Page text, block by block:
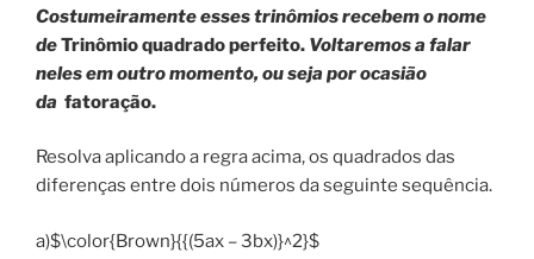
Costumeiramente esses trinômios recebem o nome
deTrinômio quadrado perfeito. Voltaremos a falar
neles em outro momento, ou seja por ocasião
da fatoração.
Resolva aplicando a regra acima, os quadrados das
diferenças entre dois números da seguinte sequência.
a)$\color{Brown}{{(5ax – 3bx)}^2}$